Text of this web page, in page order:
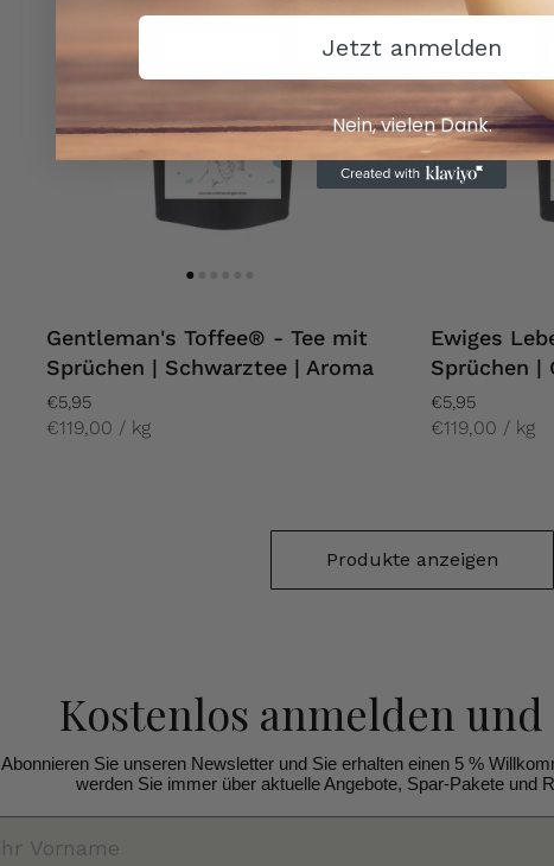
Gentleman's Toffee® - Tee mit
Sprüchen | Schwarztee | Aroma
€5,95
€119,00 / kg
Ewiges
Sprüchen |
€5,95
€119,00 / kg
Produkte anzeigen
Kostenlos anmelden und
Abonnieren Sie unseren Newsletter und Sie erhalten einen 5 %
werden Sie immer über aktuelle Angebote, Spar-Pakete und
Jetzt anmelden
Nein, vielen Dank.